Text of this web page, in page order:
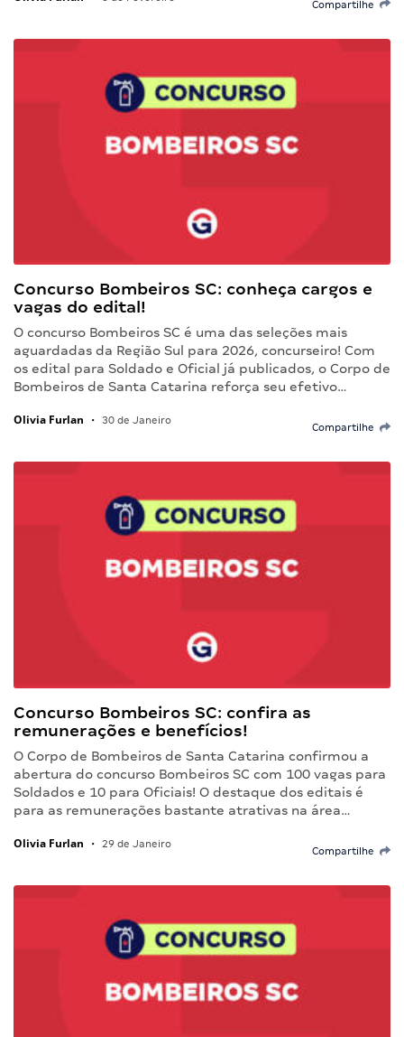
Compartilhe
Concurso Bombeiros SC: conheça cargos e
vagas do edital!
O concurso Bombeiros SC é uma das seleções mais
aguardadas da Região Sul para 2026, concurseiro! Com
os edital para Soldado e Oficial já publicados, o Corpo de
Bombeiros de Santa Catarina reforça seu efetivo…
Olivia Furlan • 30 de Janeiro
Compartilhe
Concurso Bombeiros SC: confira as
remunerações e benefícios!
O Corpo de Bombeiros de Santa Catarina confirmou a
abertura do concurso Bombeiros SC com 100 vagas para
Soldados e 10 para Oficiais! O destaque dos editais é
para as remunerações bastante atrativas na área…
Olivia Furlan • 29 de Janeiro
Compartilhe